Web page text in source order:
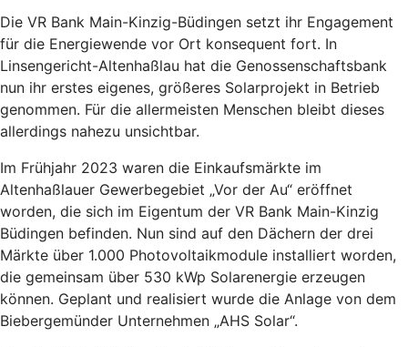
Die VR Bank Main-Kinzig-Büdingen setzt ihr Engagement
für die Energiewende vor Ort konsequent fort. In
Linsengericht-Altenhaßlau hat die Genossenschaftsbank
nun ihr erstes eigenes, größeres Solarprojekt in Betrieb
genommen. Für die allermeisten Menschen bleibt dieses
allerdings nahezu unsichtbar.
Im Frühjahr 2023 waren die Einkaufsmärkte im
Altenhaßlauer Gewerbegebiet „Vor der Au“ eröffnet
worden, die sich im Eigentum der VR Bank Main-Kinzig
Büdingen befinden. Nun sind auf den Dächern der drei
Märkte über 1.000 Photovoltaikmodule installiert worden,
die gemeinsam über 530 kWp Solarenergie erzeugen
können. Geplant und realisiert wurde die Anlage von dem
Biebergemünder Unternehmen „AHS Solar“.